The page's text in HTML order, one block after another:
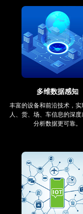
多维数据感知
丰富的设备和前沿技术，
人、货、场、车信息的深
分析数据更可靠。